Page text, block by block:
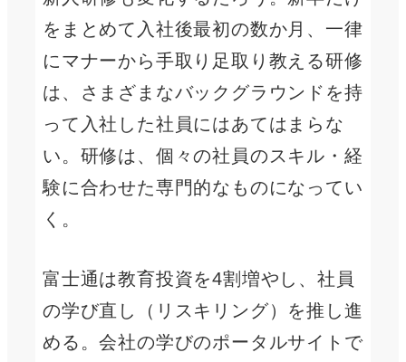
をまとめて入社後最初の数か月、一律
にマナーから手取り足取り教える研修
は、さまざまなバックグラウンドを持
って入社した社員にはあてはまらな
い。研修は、個々の社員のスキル・経
験に合わせた専門的なものになってい
く。
富士通は教育投資を4割増やし、社員
の学び直し（リスキリング）を推し進
める。会社の学びのポータルサイトで